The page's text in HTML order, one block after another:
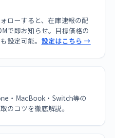
ローすると、在庫速報の配
で即お知らせ。目標価格の
設定可能。 設定はこちら →
・MacBook・Switch等の
のコツを徹底解説。